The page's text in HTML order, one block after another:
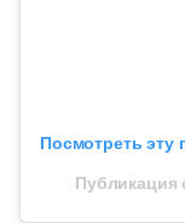
Посмотреть эту
Публикация